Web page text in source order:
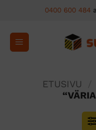
content
0400 600 484
ETUSIVU